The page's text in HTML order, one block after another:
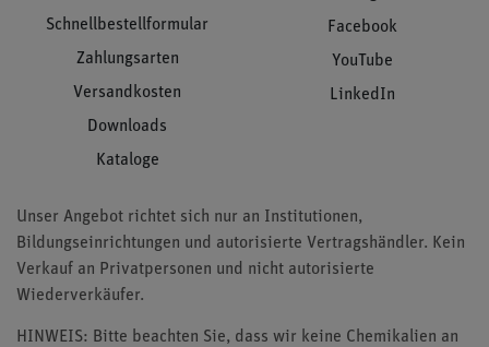
Schnellbestellformular
Zahlungsarten
Versandkosten
Downloads
Kataloge
Facebook
YouTube
LinkedIn
Unser Angebot richtet sich nur an Institutionen,
Bildungseinrichtungen und autorisierte Vertragshändler. Kein
Verkauf an Privatpersonen und nicht autorisierte
Wiederverkäufer.
HINWEIS: Bitte beachten Sie, dass wir keine Chemikalien an